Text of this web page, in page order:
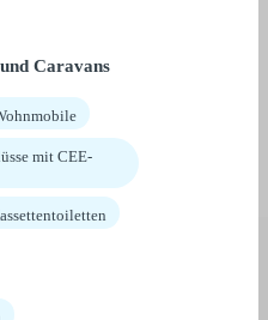
Caravans
mit CEE-